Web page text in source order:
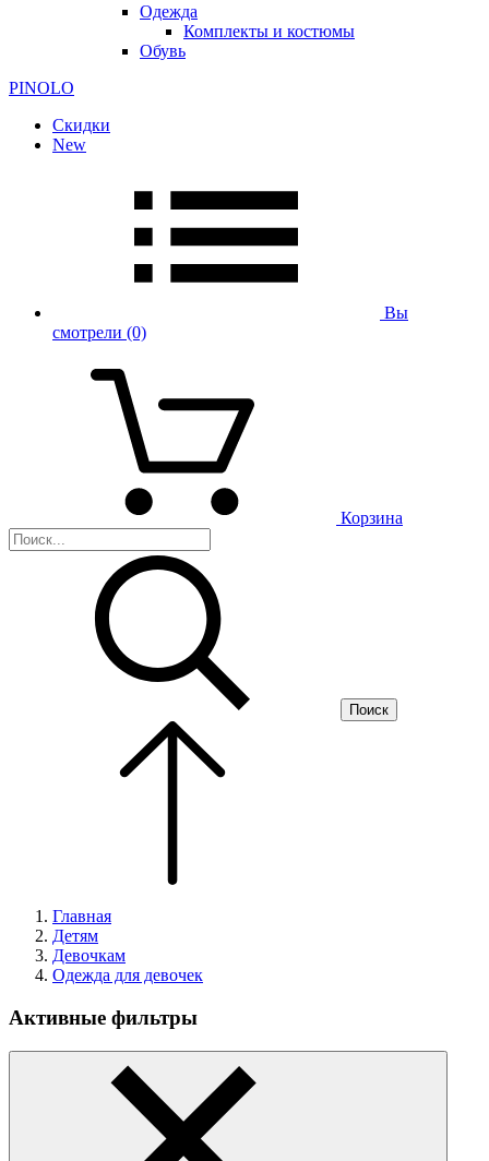
Одежда
Комплекты и костюмы
Обувь
PINOLO
Скидки
New
Вы
смотрели (0)
Корзина
Поиск
Главная
Детям
Девочкам
Одежда для девочек
Активные фильтры